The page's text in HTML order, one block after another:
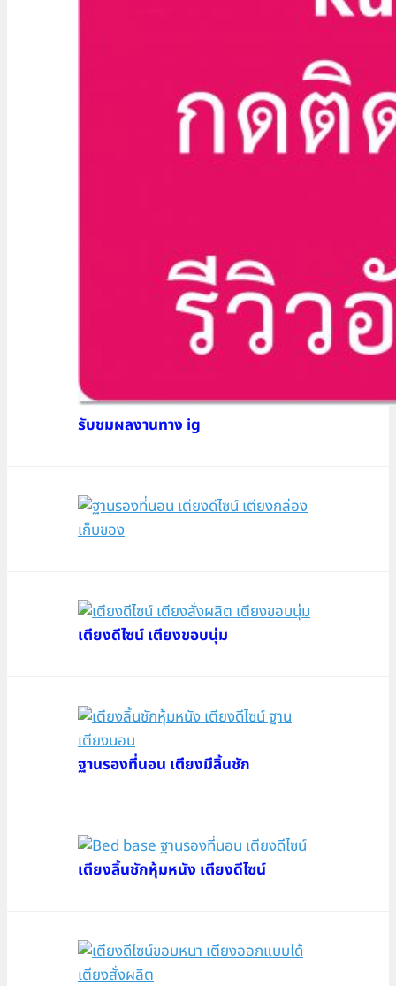
รับชมผลงานทาง ig
เตียงดีไซน์ เตียงขอบนุ่ม
ฐานรองที่นอน เตียงมีลิ้นชัก
เตียงลิ้นชักหุ้มหนัง เตียงดีไซน์